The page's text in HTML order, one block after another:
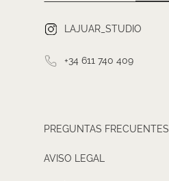
LAJUAR_STUDIO
+34 611 740 409
PREGUNTAS FRECUENTES
AVISO LEGAL